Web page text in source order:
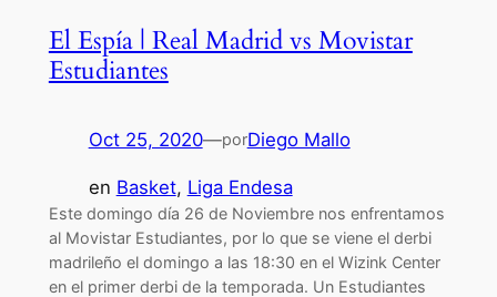
El Espía | Real Madrid vs Movistar
Estudiantes
Oct 25, 2020—porDiego Mallo
en Basket, Liga Endesa
Este domingo día 26 de Noviembre nos enfrentamos
al Movistar Estudiantes, por lo que se viene el derbi
madrileño el domingo a las 18:30 en el Wizink Center
en el primer derbi de la temporada. Un Estudiantes